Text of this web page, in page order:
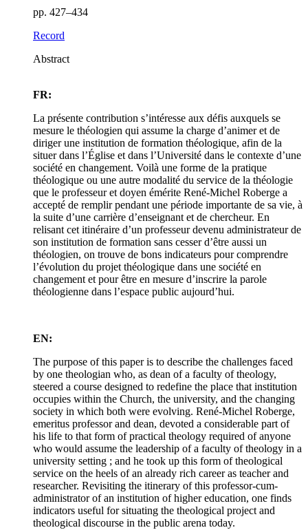
pp. 427–434
Record
Abstract
FR:
La présente contribution s’intéresse aux défis auxquels se
mesure le théologien qui assume la charge d’animer et de
diriger une institution de formation théologique, afin de la
situer dans l’Église et dans l’Université dans le contexte d’une
société en changement. Voilà une forme de la pratique
théologique ou une autre modalité du service de la théologie
que le professeur et doyen émérite René-Michel Roberge a
accepté de remplir pendant une période importante de sa vie, à
la suite d’une carrière d’enseignant et de chercheur. En
relisant cet itinéraire d’un professeur devenu administrateur de
son institution de formation sans cesser d’être aussi un
théologien, on trouve de bons indicateurs pour comprendre
l’évolution du projet théologique dans une société en
changement et pour être en mesure d’inscrire la parole
théologienne dans l’espace public aujourd’hui.
EN:
The purpose of this paper is to describe the challenges faced
by one theologian who, as dean of a faculty of theology,
steered a course designed to redefine the place that institution
occupies within the Church, the university, and the changing
society in which both were evolving. René-Michel Roberge,
emeritus professor and dean, devoted a considerable part of
his life to that form of practical theology required of anyone
who would assume the leadership of a faculty of theology in a
university setting ; and he took up this form of theological
service on the heels of an already rich career as teacher and
researcher. Revisiting the itinerary of this professor-cum-
administrator of an institution of higher education, one finds
indicators useful for situating the theological project and
theological discourse in the public arena today.